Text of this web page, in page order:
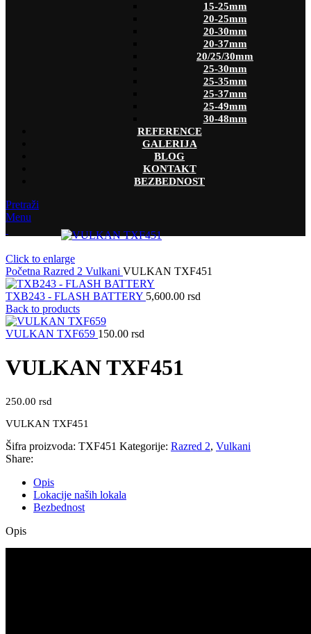
15-25mm
20-25mm
20-30mm
20-37mm
20/25/30mm
25-30mm
25-35mm
25-37mm
25-49mm
30-48mm
REFERENCE
GALERIJA
BLOG
KONTAKT
BEZBEDNOST
Pretraži
Menu
Click to enlarge
Početna Razred 2 Vulkani VULKAN TXF451
TXB243 - FLASH BATTERY 5,600.00 rsd
Back to products
VULKAN TXF659 150.00 rsd
VULKAN TXF451
250.00 rsd
VULKAN TXF451
Šifra proizvoda: TXF451 Kategorije: Razred 2, Vulkani
Share:
Opis
Lokacije naših lokala
Bezbednost
Opis